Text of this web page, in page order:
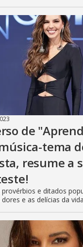
de
tema
resume a
provérbios e ditados
e as delícias da vida